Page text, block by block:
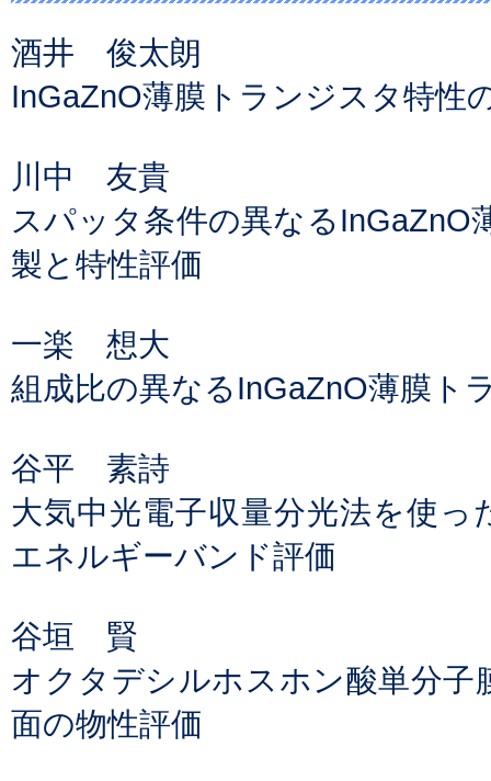
酒井 俊太朗
InGaZnO薄膜トランジスタ特性
川中 友貴
スパッタ条件の異なるInGaZnO
製と特性評価
一楽 想大
組成比の異なるInGaZnO薄膜ト
谷平 素詩
大気中光電子収量分光法を使っ
エネルギーバンド評価
谷垣 賢
オクタデシルホスホン酸単分子
面の物性評価